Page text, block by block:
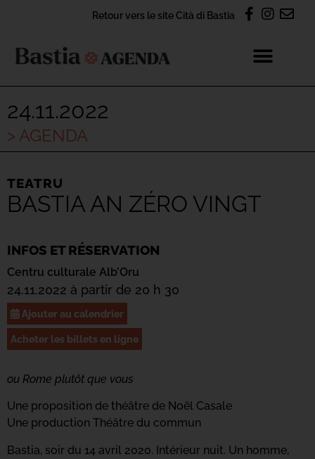
Retour vers le site Cità di Bastia
24.11.2022
> AGENDA
TEATRU
BASTIA AN ZÉRO VINGT
INFOS ET RÉSERVATION
Centru culturale Alb’Oru
24.11.2022 à partir de 20 h 30
Ajouter au calendrier
Acheter les billets en ligne
ou Rome plutôt que vous
Une proposition de théâtre de Noël Casale
Une production Théâtre du commun
Bastia, soir du 14 avril 2020. Intérieur nuit. Un homme,